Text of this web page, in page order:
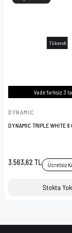
Tükendi
Vade farksız 3
DYNAMIC
DYNAMIC TRIPLE WHITE 8
3.563,62 TL Ücretsiz
Stokta Yok